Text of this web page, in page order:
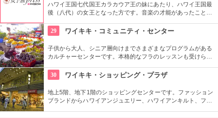
ハワイ王国七代国王カラカウア王の妹にあたり、ハワイ王国最
後（八代）の女王となった方です。音楽の才能があったことで
いメロディーが親しまれていますね。
29 ワイキキ・コミュニティ・センター
子供から大人、シニア層向けまでさまざまなプログラムがある
カルチャーセンターです。本格的なフラのレッスンも受けられ
菜・果物が買える、週2回のファーマーズマーケットも好評で
す。
30 ワイキキ・ショッピング・プラザ
地上5階、地下1階のショッピングセンターです。ファッション
ブランドからハワイアンジュエリー、ハワイアンキルト、フー